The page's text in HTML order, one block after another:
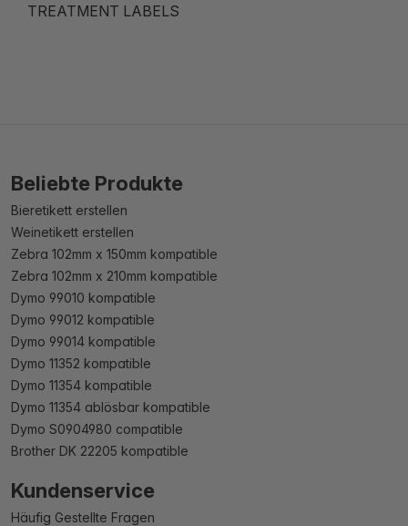
TREATMENT LABELS
Beliebte Produkte
Bieretikett erstellen
Weinetikett erstellen
Zebra 102mm x 150mm kompatible
Zebra 102mm x 210mm kompatible
Dymo 99010 kompatible
Dymo 99012 kompatible
Dymo 99014 kompatible
Dymo 11352 kompatible
Dymo 11354 kompatible
Dymo 11354 ablösbar kompatible
Dymo S0904980 compatible
Brother DK 22205 kompatible
Kundenservice
Häufig Gestellte Fragen